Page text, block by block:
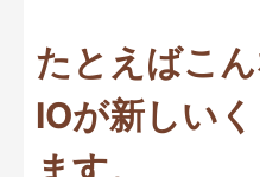
たとえばこ
IOが新しい